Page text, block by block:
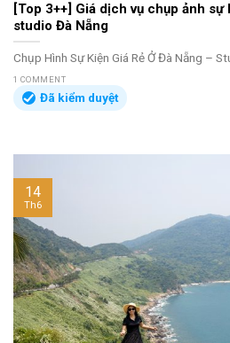
[Top 3++] Giá dịch vụ chụp ảnh
studio Đà Nẵng
Chụp Hình Sự Kiện Giá Rẻ Ở Đà Nẵng –
1 COMMENT
Đã kiểm duyệt
14
Th6